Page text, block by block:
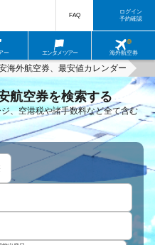
ー エンタメツアー 海外航空券
FAQ
ログイン
予約確認
海外航空券、最安値カレンダー
航空券を検索する
、空港税や諸手数料など全て含む